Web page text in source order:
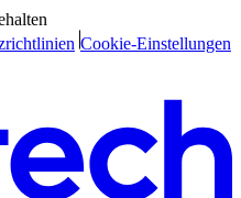
Cookie-Einstellungen